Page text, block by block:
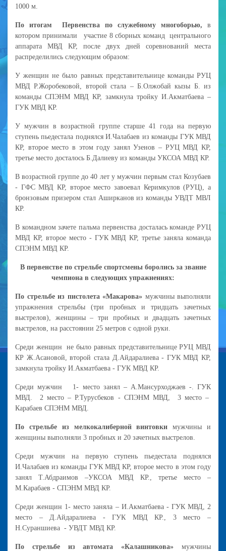
1000 м.
По итогам Первенства по служебному многоборью, в
котором принимали участие 8 сборных команд центрального
аппарата МВД КР, после двух дней соревнований места
распределились следующим образом:
У женщин не было равных представительнице команды РУЦ
МВД Р.Жоробековой, второй стала – Б.Олжобай кызы Б. из
команды СПЭНМ МВД КР, замкнула тройку И.Акматбаева –
ГУК МВД КР.
У мужчин в возрастной группе старше 41 года на первую
ступень пьедестала поднялся И.Чалабаев из команды ГУК МВД
КР, второе место в этом году занял Узенов – РУЦ МВД КР,
третье место досталось Б.Далиеву из команды УКСОА МВД КР.
В возрастной группе до 40 лет у мужчин первым стал Козубаев
- ГФС МВД КР, второе место завоевал Керимкулов (РУЦ), а
бронзовым призером стал Аширканов из команды УВДТ МВЛ
КР.
В командном зачете пальма первенства досталась команде РУЦ
МВД КР, второе место - ГУК МВД КР, третье заняла команда
СПЭНМ МВД КР.
В первенстве по стрельбе спортсмены боролись за звание
чемпиона в следующих упражнениях:
По стрельбе из пистолета «Макарова» мужчины выполняли
упражнения стрельбы (три пробных и тридцать зачетных
выстрелов), женщины – три пробных и двадцать зачетных
выстрелов, на расстоянии 25 метров с одной руки.
Среди женщин не было равных представительнице РУЦ МВД
КР Ж.Асановой, второй стала Д.Айдаралиева - ГУК МВД КР,
замкнула тройку И.Акматбаева - ГУК МВД КР.
Среди мужчин 1- место занял – А.Мансурходжаев -. ГУК
МВД. 2 место – Р.Турусбеков - СПЭНМ МВД, 3 место –
Карабаев СПЭНМ МВД.
По стрельбе из мелкокалиберной винтовки мужчины и
женщины выполняли 3 пробных и 20 зачетных выстрелов.
Среди мужчин на первую ступень пьедестала поднялся
И.Чалабаев из команды ГУК МВД КР, второе место в этом году
занял Т.Абдраимов –УКСОА МВД КР., третье место –
М.Карабаев - СПЭНМ МВД КР.
Среди женщин 1- место заняла – И.Акматбаева - ГУК МВД, 2
место – Д.Айдаралиева - ГУК МВД КР., 3 место –
Н.Сураншиева - УВДТ МВД КР.
По стрельбе из автомата «Калашникова» мужчины